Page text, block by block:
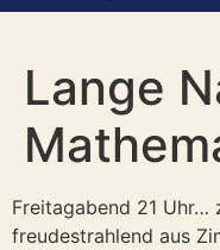
Lange
Freitagabend 21 Uhr…
freudestrahlend aus